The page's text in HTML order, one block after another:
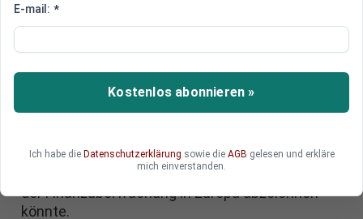
Anti-Geldwäsche-Behörde
Vermögensdaten
Mit der bevorstehenden Gründung der Anti-
Geldwäsche-Behörde AMLA plant die EU eine
Vermögenswerte. Welche Kompetenzen die
AMLA erhält und warum sich so eine neue Ära
der Finanzüberwachung in Europa abzeichnen
könnte.
E-mail: *
Kostenlos abonnieren »
Ich habe die Datenschutzerklärung sowie die AGB gelesen und erkläre
mich einverstanden.